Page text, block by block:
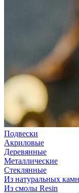
Подвески
Акриловые
Деревянные
Металлические
Стеклянные
Из натуральных
Из смолы Resin